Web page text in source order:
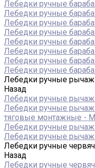
Лебедки ручные
Лебедки ручные
Лебедки ручные
Лебедки ручные
Лебедки ручные
Лебедки ручные
Лебедки ручные
Лебедки ручные
Лебедки ручные
Назад
Лебедки ручные
Лебедки ручные
тяговые монтажные -
Лебедки ручные
Лебедки ручные
Лебедки ручные
Назад
Лебедки ручные